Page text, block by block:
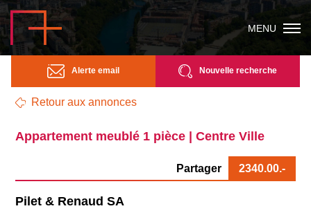
MENU
Alerte email Nouvelle recherche
Retour aux annonces
Appartement meublé 1 pièce | Centre Ville
Partager 2340.00.-
Pilet & Renaud SA